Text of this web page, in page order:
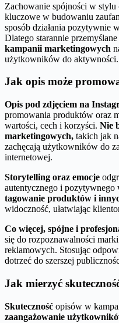
Zachowanie spójności w stylu
kluczowe w budowaniu
sposób działania pozytywnie
Dlatego starannie
kampanii marketingowych
użytkowników do aktywności.
Jak opis może
Opis pod zdjęciem na
promowania produktów oraz
wartości, cech i korzyści. Nie
marketingowych, takich jak
zachęcają użytkowników do
internetowej.
Storytelling oraz emocje
autentycznego i pozytywnego
tagowanie produktów i
widoczność, ułatwiając
Co więcej, spójne i
się do rozpoznawalności
reklamowych. Stosując
dotrzeć do szerszej
Jak mierzyć
Skuteczność opisów w
zaangażowanie